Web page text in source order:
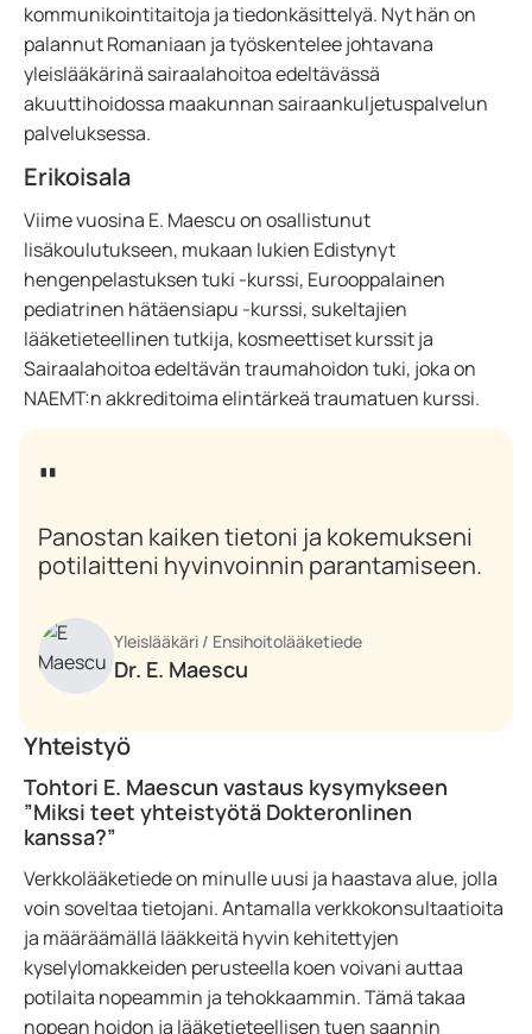
kommunikointitaitoja ja tiedonkäsittelyä. Nyt hän on
palannut Romaniaan ja työskentelee johtavana
yleislääkärinä sairaalahoitoa edeltävässä
akuuttihoidossa maakunnan sairaankuljetuspalvelun
palveluksessa.
Erikoisala
Viime vuosina E. Maescu on osallistunut
lisäkoulutukseen, mukaan lukien Edistynyt
hengenpelastuksen tuki -kurssi, Eurooppalainen
pediatrinen hätäensiapu -kurssi, sukeltajien
lääketieteellinen tutkija, kosmeettiset kurssit ja
Sairaalahoitoa edeltävän traumahoidon tuki, joka on
NAEMT:n akkreditoima elintärkeä traumatuen kurssi.
Panostan kaiken tietoni ja kokemukseni
potilaitteni hyvinvoinnin parantamiseen.
Yleislääkäri / Ensihoitolääketiede
Dr. E. Maescu
Yhteistyö
Tohtori E. Maescun vastaus kysymykseen
”Miksi teet yhteistyötä Dokteronlinen
kanssa?”
Verkkolääketiede on minulle uusi ja haastava alue, jolla
voin soveltaa tietojani. Antamalla verkkokonsultaatioita
ja määräämällä lääkkeitä hyvin kehitettyjen
kyselylomakkeiden perusteella koen voivani auttaa
potilaita nopeammin ja tehokkaammin. Tämä takaa
nopean hoidon ja lääketieteellisen tuen saannin